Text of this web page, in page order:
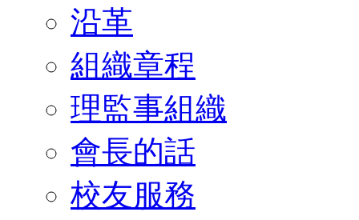
沿革
組織章程
理監事組織
會長的話
校友服務